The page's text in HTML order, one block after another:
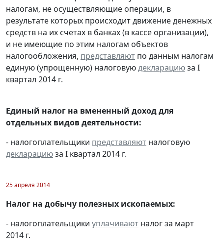
налогам, не осуществляющие операции, в
результате которых происходит движение денежных
средств на их счетах в банках (в кассе организации),
и не имеющие по этим налогам объектов
налогообложения, представляют по данным налогам
единую (упрощенную) налоговуюдекларациюза I
квартал 2014 г.
Единый налог на вмененный доход для
отдельных видов деятельности:
- налогоплательщики представляют налоговую
декларациюза I квартал 2014 г.
25 апреля 2014
Налог на добычу полезных ископаемых:
- налогоплательщики уплачивают налог за март
2014 г.